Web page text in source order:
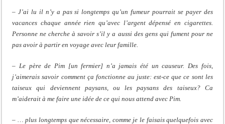
– J’ai lu il n’y a pas si longtemps qu’un fumeur pourrait se payer des
vacances chaque année rien qu’avec l’argent dépensé en cigarettes.
Personne ne cherche à savoir s’il y a aussi des gens qui fument pour ne
pas avoir à partir en voyage avec leur famille.
– Le père de Pim [un fermier] n’a jamais été un causeur. Des fois,
j’aimerais savoir comment ça fonctionne au juste: est-ce que ce sont les
taiseux qui deviennent paysans, ou les paysans des taiseux? Ca
m’aiderait à me faire une idée de ce qui nous attend avec Pim.
– … plus longtemps que nécessaire, comme je le faisais quelquefois avec